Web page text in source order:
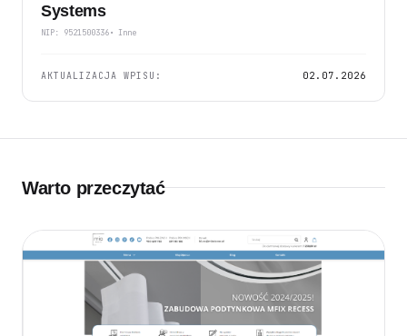
Systems
NIP: 9521500336• Inne
AKTUALIZACJA WPISU: 02.07.2026
Warto przeczytać